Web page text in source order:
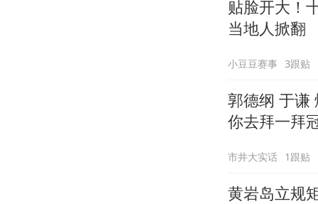
贴脸开大！
当地人掀翻
小豆豆赛事 3跟贴
郭德纲 于谦
你去拜一拜
市井大实话 1跟贴
黄岩岛立规